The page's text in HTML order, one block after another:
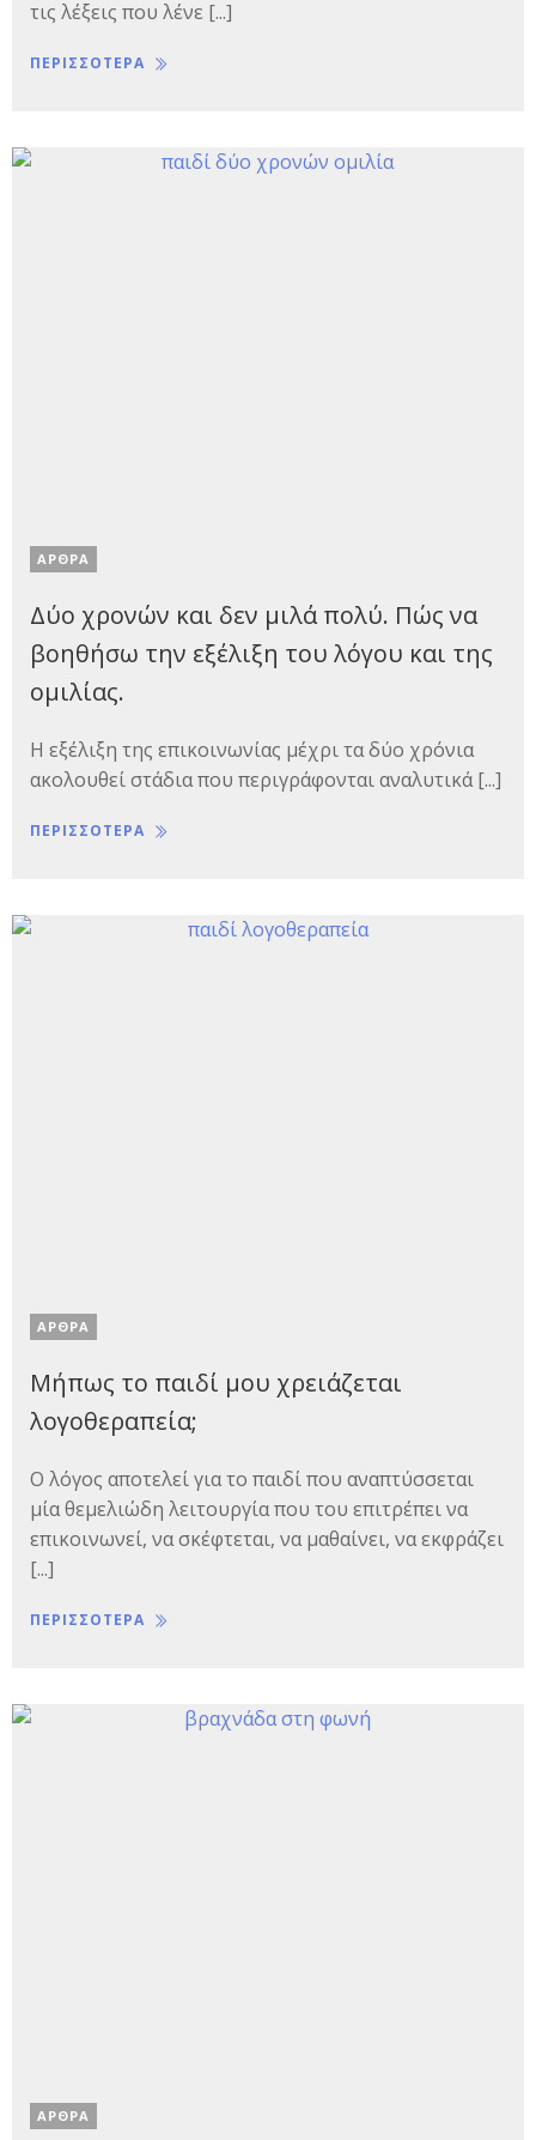
τις λέξεις που λένε [...]
ΠΕΡΙΣΣΟΤΕΡΑ
ΑΡΘΡΑ
Δύο χρονών και δεν μιλά πολύ. Πώς να
βοηθήσω την εξέλιξη του λόγου και της
ομιλίας.
Η εξέλιξη της επικοινωνίας μέχρι τα δύο χρόνια
ακολουθεί στάδια που περιγράφονται αναλυτικά [...]
ΠΕΡΙΣΣΟΤΕΡΑ
ΑΡΘΡΑ
Μήπως το παιδί μου χρειάζεται
λογοθεραπεία;
Ο λόγος αποτελεί για το παιδί που αναπτύσσεται
μία θεμελιώδη λειτουργία που του επιτρέπει να
επικοινωνεί, να σκέφτεται, να μαθαίνει, να εκφράζει
[...]
ΠΕΡΙΣΣΟΤΕΡΑ
ΑΡΘΡΑ